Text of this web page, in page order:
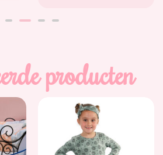
producten